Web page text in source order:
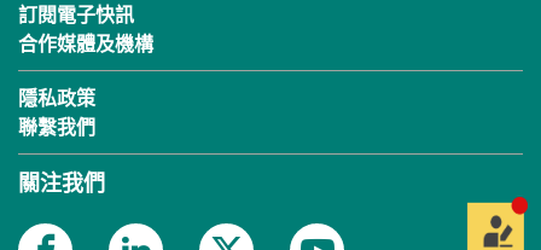
訂閱電子快訊
合作媒體及機構
隱私政策
聯繫我們
關注我們